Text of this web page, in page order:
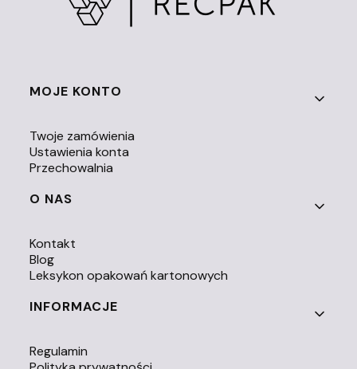
Linki w stopce
MOJE KONTO
Twoje zamówienia
Ustawienia konta
Przechowalnia
O NAS
Kontakt
Blog
Leksykon opakowań kartonowych
INFORMACJE
Regulamin